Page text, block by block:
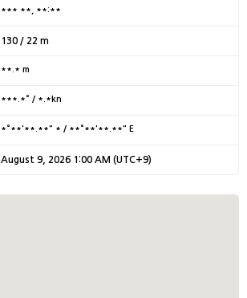
*** **, **:**
130 / 22 m
**.* m
***.*° / *.*kn
*°**'**.**" * / **°**'**.**" E
August 9, 2026 1:00 AM (UTC+9)